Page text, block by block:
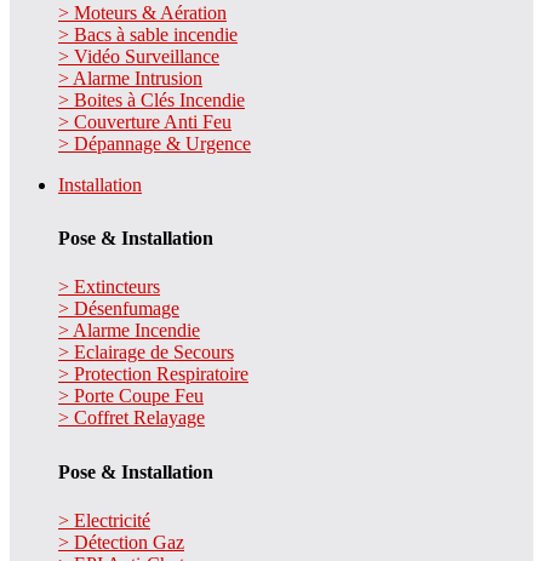
> Moteurs & Aération
> Bacs à sable incendie
> Vidéo Surveillance
> Alarme Intrusion
> Boites à Clés Incendie
> Couverture Anti Feu
> Dépannage & Urgence
Installation
Pose & Installation
> Extincteurs
> Désenfumage
> Alarme Incendie
> Eclairage de Secours
> Protection Respiratoire
> Porte Coupe Feu
> Coffret Relayage
Pose & Installation
> Electricité
> Détection Gaz